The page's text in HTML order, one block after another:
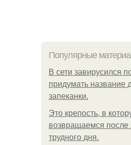
Популярные
В сети завирусился
придумать название
запеканки.
Это крепость, в
возвращаемся после
трудного дня.